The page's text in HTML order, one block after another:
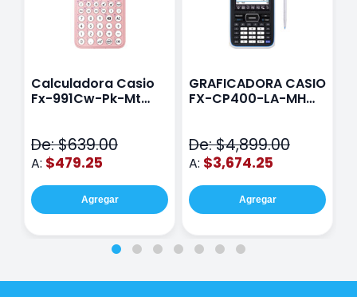
Calculadora Casio
Fx-991Cw-Pk-Mt
De: $639.00
A: $479.25
Agregar
GRAFICADORA CASIO
FX-CP400-LA-MH
De: $4,899.00
A: $3,674.25
Agregar